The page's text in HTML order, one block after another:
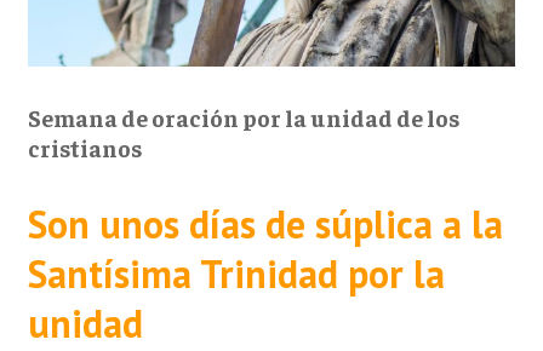
Semana de oración por la unidad de los
cristianos
Son unos días de súplica a la
Santísima Trinidad por la
unidad